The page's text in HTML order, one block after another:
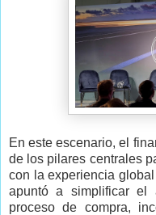
En este escenario, el
de los pilares centrales
con la experiencia
apuntó a simplificar el
proceso de compra,